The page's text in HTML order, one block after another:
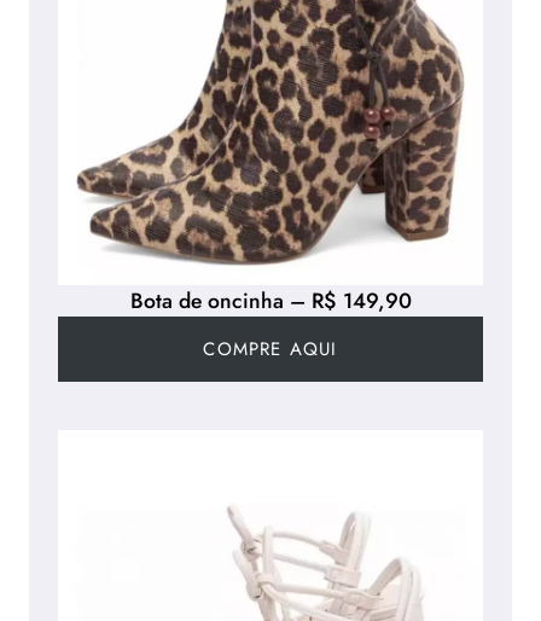
Bota de oncinha – R$ 149,90
COMPRE AQUI